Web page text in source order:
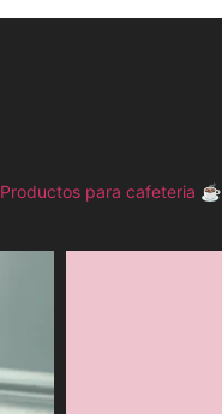
Productos para cafeteria ☕️